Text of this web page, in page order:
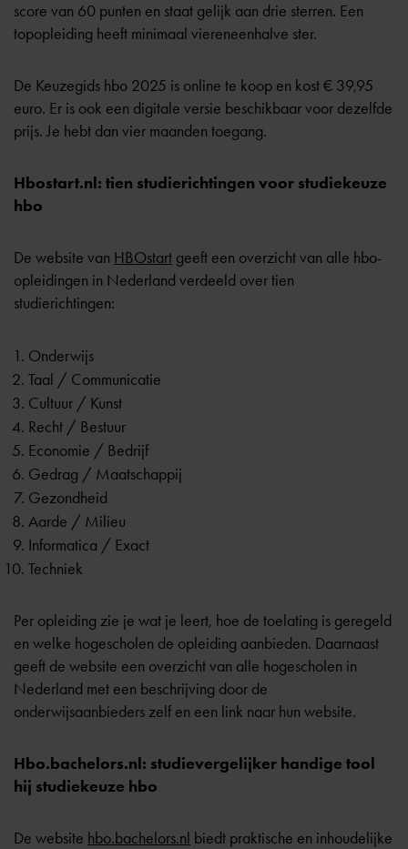
score van 60 punten en staat gelijk aan drie sterren. Een
topopleiding heeft minimaal viereneenhalve ster.
De Keuzegids hbo 2025 is online te koop en kost € 39,95
euro. Er is ook een digitale versie beschikbaar voor dezelfde
prijs. Je hebt dan vier maanden toegang.
Hbostart.nl: tien studierichtingen voor studiekeuze
hbo
De website van HBOstart geeft een overzicht van alle hbo-
opleidingen in Nederland verdeeld over tien
studierichtingen:
Onderwijs
Taal / Communicatie
Cultuur / Kunst
Recht / Bestuur
Economie / Bedrijf
Gedrag / Maatschappij
Gezondheid
Aarde / Milieu
Informatica / Exact
Techniek
Per opleiding zie je wat je leert, hoe de toelating is geregeld
en welke hogescholen de opleiding aanbieden. Daarnaast
geeft de website een overzicht van alle hogescholen in
Nederland met een beschrijving door de
onderwijsaanbieders zelf en een link naar hun website.
Hbo.bachelors.nl: studievergelijker handige tool
hij studiekeuze hbo
De website hbo.bachelors.nl biedt praktische en inhoudelijke